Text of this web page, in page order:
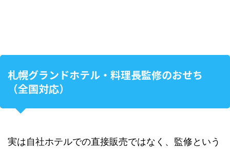
札幌グランドホテル・料理長監修のおせち
（全国対応）
実は自社ホテルでの直接販売ではなく、監修という